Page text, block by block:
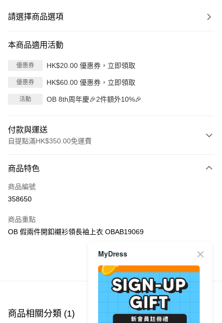
請選擇商品選項
本商品適用活動
優惠券 HK$20.00 優惠券，立即領取
優惠券 HK$60.00 優惠券，立即領取
活動 OB 8th周年慶🎉2件額外10%🎉
付款與運送
自提點滿HK$350.00免運費
信用卡
Apple Pay
PayMe
每筆HK$40.00，滿HK$350.00或以上免運費
付款後順豐站及營業點
商品特色
商品編號
358650
商品重點
OB 假兩件開釦襯衫領長袖上衣 OBAB19069
商品推薦
商品相關分類 (1)
MyDress